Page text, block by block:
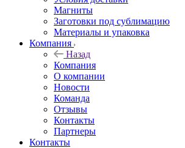
Магниты
Заготовки под сублимацию
Материалы и упаковка
Компания
Назад
Компания
О компании
Новости
Команда
Отзывы
Контакты
Партнеры
Контакты